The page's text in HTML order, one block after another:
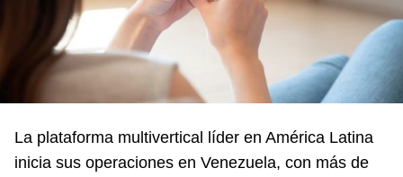
La plataforma multivertical líder en América Latina
inicia sus operaciones en Venezuela, con más de